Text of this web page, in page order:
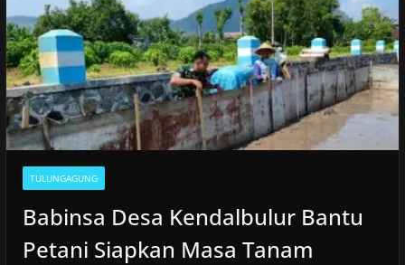
TULUNGAGUNG
Babinsa Desa Kendalbulur Bantu
Petani Siapkan Masa Tanam